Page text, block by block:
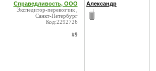
Справедливость, ООО
Экспедитор-перевозчик ,
Санкт-Петербург
Код:2292726
#9
Александр